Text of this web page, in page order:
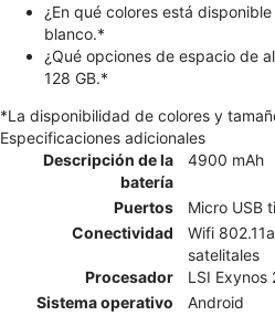
¿En qué colores está
blanco.*
¿Qué opciones de espacio de
128 GB.*
*La disponibilidad de colores y
Especificaciones adicionales
Descripción de la
batería
4900 mAh
Puertos
Micro USB
Conectividad
Wifi
satelitales
Procesador
LSI
Sistema operativo
Android